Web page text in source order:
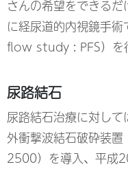
さんの希望をできる
に経尿道的内視鏡手
flow study : PFS）を
尿路結石
尿路結石治療に対し
外衝撃波結石破砕装
2500）を導入、平成